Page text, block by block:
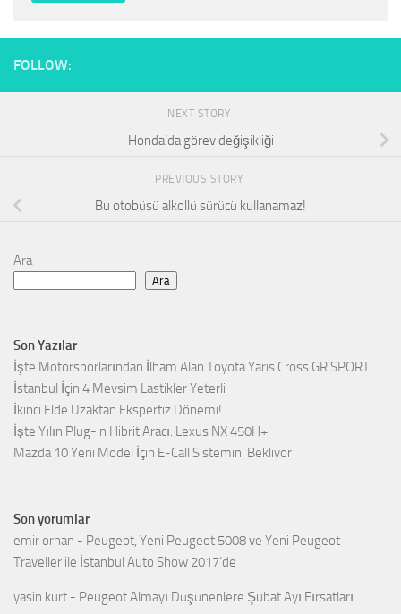
FOLLOW:
NEXT STORY
Honda’da görev değişikliği
PREVIOUS STORY
Bu otobüsü alkollü sürücü kullanamaz!
Ara
Ara
Son Yazılar
İşte Motorsporlarından İlham Alan Toyota Yaris Cross GR SPORT
İstanbul İçin 4 Mevsim Lastikler Yeterli
İkinci Elde Uzaktan Ekspertiz Dönemi!
İşte Yılın Plug-in Hibrit Aracı: Lexus NX 450H+
Mazda 10 Yeni Model İçin E-Call Sistemini Bekliyor
Son yorumlar
emir orhan - Peugeot, Yeni Peugeot 5008 ve Yeni Peugeot
Traveller ile İstanbul Auto Show 2017’de
yasin kurt - Peugeot Almayı Düşünenlere Şubat Ayı Fırsatları